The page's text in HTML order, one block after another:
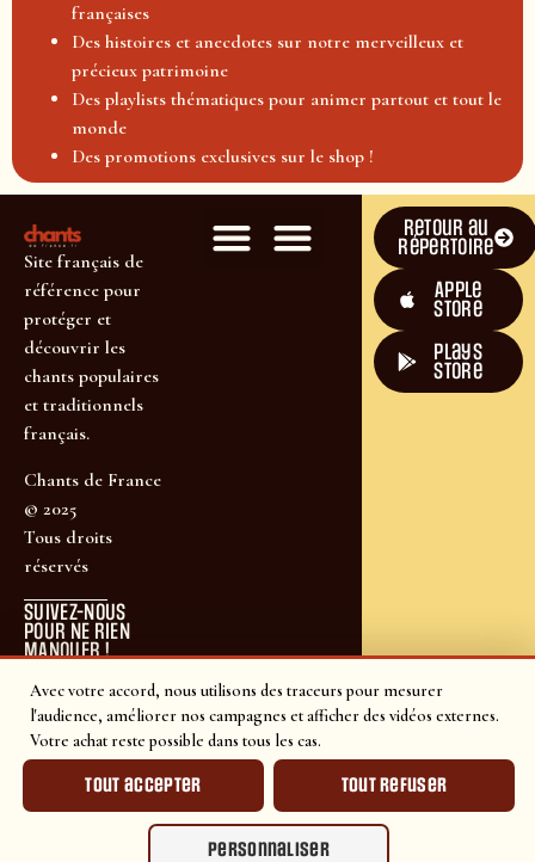
Avec votre accord, nous utilisons des traceurs pour mesurer
l'audience, améliorer nos campagnes et afficher des vidéos externes.
Votre achat reste possible dans tous les cas.
Tout accepter Tout refuser
Personnaliser
françaises
Des histoires et anecdotes sur notre merveilleux et
précieux patrimoine
Des playlists thématiques pour animer partout et tout le
monde
Des promotions exclusives sur le shop !
Site français de
référence pour
protéger et
découvrir les
chants populaires
et traditionnels
français.
Chants de France
© 2025
Tous droits
réservés
SUIVEZ-NOUS
POUR NE RIEN
MANQUER !
Retour au
répertoire
Apple
Store
plays
store